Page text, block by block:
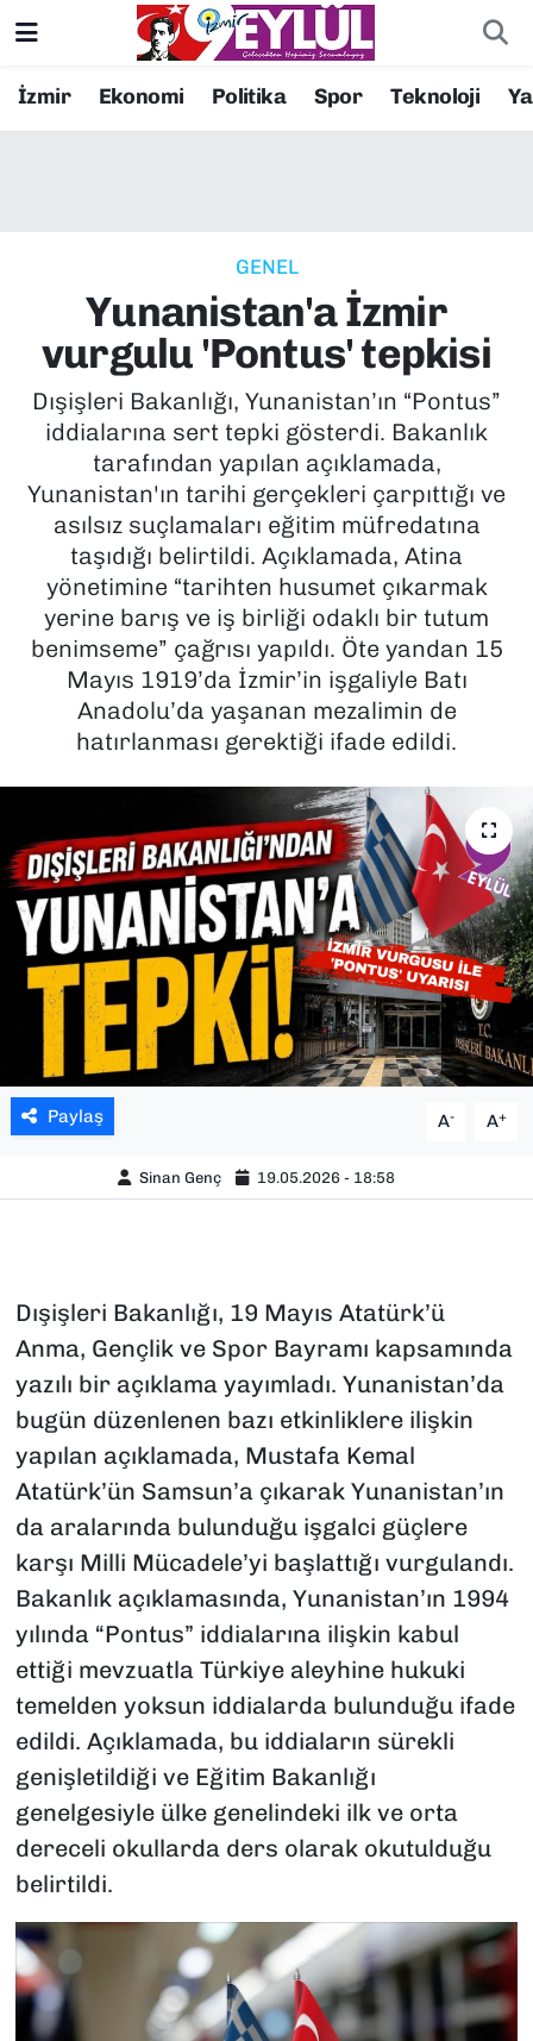
İzmir Ekonomi Politika Spor Teknoloji
GENEL
Yunanistan'a İzmir
vurgulu 'Pontus' tepkisi
Dışişleri Bakanlığı, Yunanistan’ın “Pontus”
iddialarına sert tepki gösterdi. Bakanlık
tarafından yapılan açıklamada,
Yunanistan'ın tarihi gerçekleri çarpıttığı ve
asılsız suçlamaları eğitim müfredatına
taşıdığı belirtildi. Açıklamada, Atina
yönetimine “tarihten husumet çıkarmak
yerine barış ve iş birliği odaklı bir tutum
benimseme” çağrısı yapıldı. Öte yandan 15
Mayıs 1919’da İzmir’in işgaliyle Batı
Anadolu’da yaşanan mezalimin de
hatırlanması gerektiği ifade edildi.
Paylaş A- A+
Sinan Genç 19.05.2026 - 18:58
Dışişleri Bakanlığı, 19 Mayıs Atatürk’ü
Anma, Gençlik ve Spor Bayramı kapsamında
yazılı bir açıklama yayımladı. Yunanistan’da
bugün düzenlenen bazı etkinliklere ilişkin
yapılan açıklamada, Mustafa Kemal
Atatürk’ün Samsun’a çıkarak Yunanistan’ın
da aralarında bulunduğu işgalci güçlere
karşı Milli Mücadele’yi başlattığı vurgulandı.
Bakanlık açıklamasında, Yunanistan’ın 1994
yılında “Pontus” iddialarına ilişkin kabul
ettiği mevzuatla Türkiye aleyhine hukuki
temelden yoksun iddialarda bulunduğu ifade
edildi. Açıklamada, bu iddiaların sürekli
genişletildiği ve Eğitim Bakanlığı
genelgesiyle ülke genelindeki ilk ve orta
dereceli okullarda ders olarak okutulduğu
belirtildi.
Resmi İlanlar
EKONOMİ
KÜLTÜR SANAT
MAGAZİN
POLİTİKA
SAĞLIK
SPOR
TEKNOLOJİ
YAŞAM
YEREL YÖNETİMLER
Konak Nöbetçi Eczaneler
Süper Lig Puan Durumu ve Fikstür
Tüm Manşetler
Son Dakika Haberleri
Haber Arşivi